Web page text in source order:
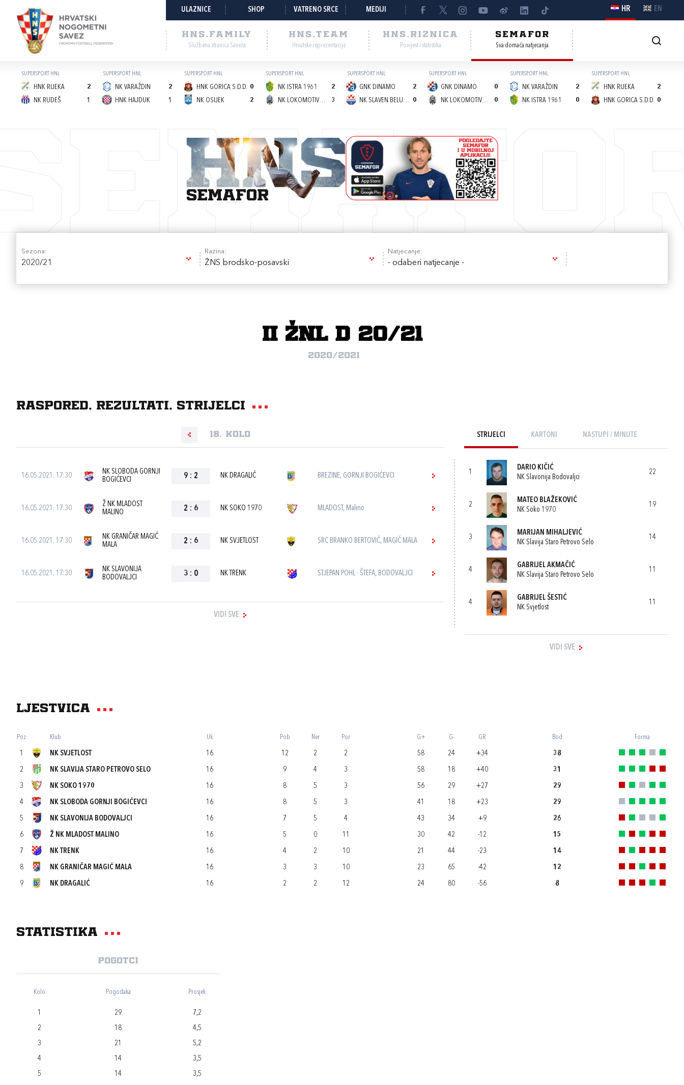
ULAZNICE SHOP VATRENO SRCE MEDIJI HR EN
HNS.FAMILY
Službena stranica Saveza
HNS.TEAM
Hrvatske reprezentacije
HNS.RIZNICA
Povijest i statistika
SEMAFOR
Sva domaća natjecanja
SUPERSPORT HNL
HNK RIJEKA
2
1
NK RUDEŠ
SUPERSPORT HNL
NK VARAŽDIN
2
1
HNK HAJDUK
SUPERSPORT HNL
HNK GORICA S.D.D. 0
2
NK OSIJEK
SUPERSPORT HNL
NK ISTRA 1961
2
3
NK LOKOMOTIVA (Z)
SUPERSPORT HNL
GNK DINAMO
2
0
NK SLAVEN BELUPO
SUPERSPORT HNL
GNK DINAMO
0
0
NK LOKOMOTIVA (Z)
SUPERSPORT HNL
NK VARAŽDIN
2
0
NK ISTRA 1961
SUPERSPORT HNL
HNK RIJEKA
2
0
HNK GORICA S.D.D.
semafor
Sezona:
2020/21
Razina:
ŽNS brodsko-posavski
Natjecanje:
- odaberi natjecanje -
II ŽNL D 20/21
2020/2021
Raspored, rezultati, strijelci
18. kolo
16.05.2021. 17:30
NK SLOBODA GORNJI
BOGIĆEVCI
9 : 2 NK DRAGALIĆ BREZINE, GORNJI BOGIĆEVCI
16.05.2021. 17:30
Ž NK MLADOST
MALINO
2 : 6 NK SOKO 1970 MLADOST, Malino
16.05.2021. 17:30
NK GRANIČAR MAGIĆ
MALA
2 : 6 NK SVJETLOST SRC BRANKO BERTOVIĆ, MAGIĆ MALA
16.05.2021. 17:30
NK SLAVONIJA
BODOVALJCI
3 : 0 NK TRENK STJEPAN POHL - ŠTEFA, BODOVALJCI
VIDI SVE
STRIJELCI KARTONI NASTUPI / MINUTE
1
DARIO KIČIĆ
NK Slavonija Bodovaljci
22
2
MATEO BLAŽEKOVIĆ
NK Soko 1970
19
3
MARIJAN MIHALJEVIĆ
NK Slavija Staro Petrovo Selo
14
4
GABRIJEL AKMAČIĆ
NK Slavija Staro Petrovo Selo
11
4
GABRIJEL ŠESTIĆ
NK Svjetlost
11
VIDI SVE
Ljestvica
Poz Klub Uk Pob Ner Por G+ G- GR Bod Forma
1 NK SVJETLOST 16 12 2 2 58 24 +34 38
2 NK SLAVIJA STARO PETROVO SELO 16 9 4 3 58 18 +40 31
3 NK SOKO 1970 16 8 5 3 56 29 +27 29
4 NK SLOBODA GORNJI BOGIĆEVCI 16 8 5 3 41 18 +23 29
5 NK SLAVONIJA BODOVALJCI 16 7 5 4 43 34 +9 26
6 Ž NK MLADOST MALINO 16 5 0 11 30 42 -12 15
7 NK TRENK 16 4 2 10 21 44 -23 14
8 NK GRANIČAR MAGIĆ MALA 16 3 3 10 23 65 -42 12
9 NK DRAGALIĆ 16 2 2 12 24 80 -56 8
Statistika
Pogotci
Kolo Pogodaka Prosjek
1 29
7,2
2
18
4,5
3
21
5,2
4
14
3,5
5
14
3,5